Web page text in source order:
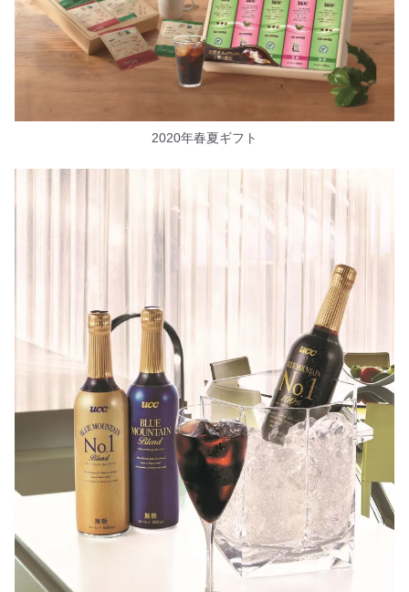
2020年春夏ギフト